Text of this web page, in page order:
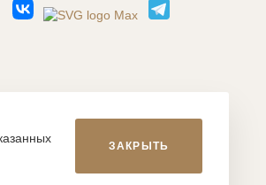
и т.д., являются
ЗАКРЫТЬ